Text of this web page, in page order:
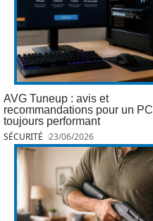
AVG Tuneup : avis et
recommandations pour un PC
toujours performant
SÉCURITÉ 23/06/2026